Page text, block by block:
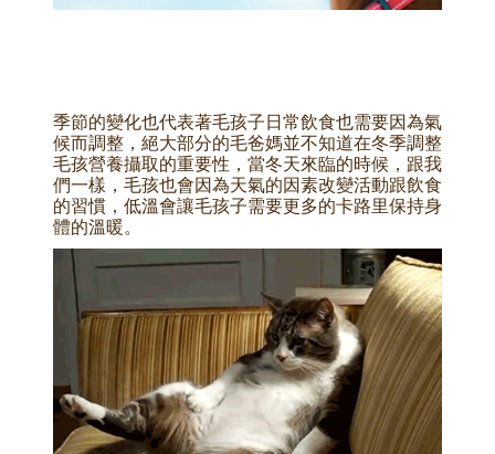
季節的變化也代表著毛孩子日常飲食也需要因為氣
候而調整，絕大部分的毛爸媽並不知道在冬季調整
毛孩營養攝取的重要性，當冬天來臨的時候，跟我
們一樣，毛孩也會因為天氣的因素改變活動跟飲食
的習慣，低溫會讓毛孩子需要更多的卡路里保持身
體的溫暖。